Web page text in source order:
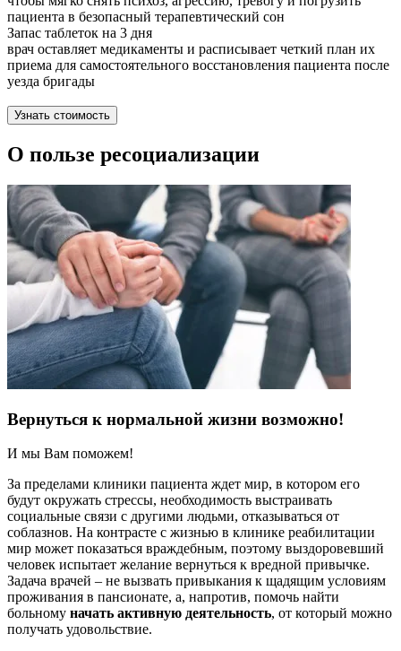
пациента в безопасный терапевтический сон
Запас таблеток на 3 дня
врач оставляет медикаменты и расписывает четкий план их
приема для самостоятельного восстановления пациента после
уезда бригады
Узнать стоимость
О пользе ресоциализации
Вернуться к нормальной жизни возможно!
И мы Вам поможем!
За пределами клиники пациента ждет мир, в котором его
будут окружать стрессы, необходимость выстраивать
социальные связи с другими людьми, отказываться от
соблазнов. На контрасте с жизнью в клинике реабилитации
мир может показаться враждебным, поэтому выздоровевший
человек испытает желание вернуться к вредной привычке.
Задача врачей – не вызвать привыкания к щадящим условиям
проживания в пансионате, а, напротив, помочь найти
больному начать активную деятельность, от который можно
получать удовольствие.